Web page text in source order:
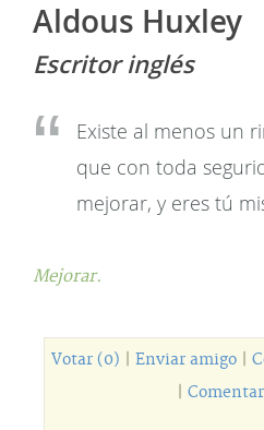
Aldous Huxley
Escritor inglés
Existe al menos un
que con toda
mejorar, y eres tú
Mejorar.
Votar (0) Enviar amigo|